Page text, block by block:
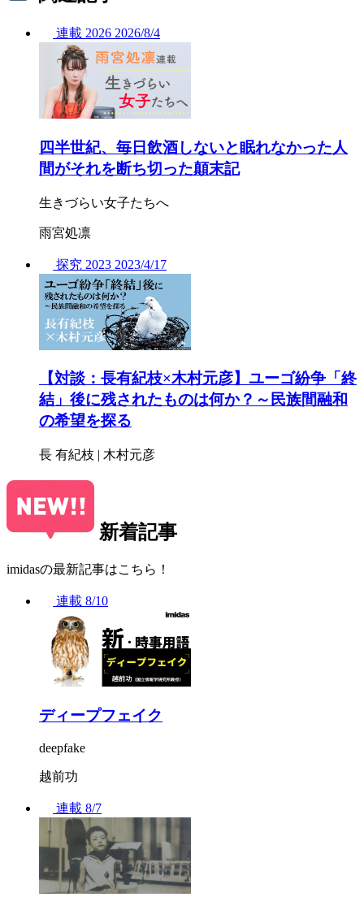
連載 2026 2026/8/4
四半世紀、毎日飲酒しないと眠れなかった人
間がそれを断ち切った顛末記
生きづらい女子たちへ
雨宮処凛
探究 2023 2023/4/17
【対談：長有紀枝×木村元彦】ユーゴ紛争「終
結」後に残されたものは何か？～民族間融和
の希望を探る
長 有紀枝 | 木村元彦
新着記事
imidasの最新記事はこちら！
連載 8/10
ディープフェイク
deepfake
越前功
連載 8/7